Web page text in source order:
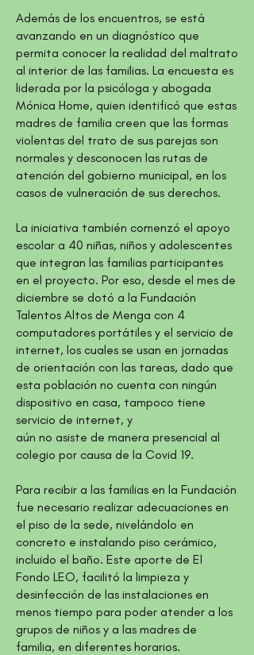
Además de los encuentros, se está
avanzando en un diagnóstico que
permita conocer la realidad del maltrato
al interior de las familias. La encuesta es
liderada por la psicóloga y abogada
Mónica Home, quien identificó que estas
madres de familia creen que las formas
violentas del trato de sus parejas son
normales y desconocen las rutas de
atención del gobierno municipal, en los
casos de vulneración de sus derechos.
La iniciativa también comenzó el apoyo
escolar a 40 niñas, niños y adolescentes
que integran las familias participantes
en el proyecto. Por eso, desde el mes de
diciembre se dotó a la Fundación
Talentos Altos de Menga con 4
computadores portátiles y el servicio de
internet, los cuales se usan en jornadas
de orientación con las tareas, dado que
esta población no cuenta con ningún
dispositivo en casa, tampoco tiene
servicio de internet, y
aún no asiste de manera presencial al
colegio por causa de la Covid 19.
Para recibir a las familias en la Fundación
fue necesario realizar adecuaciones en
el piso de la sede, nivelándolo en
concreto e instalando piso cerámico,
incluido el baño. Este aporte de El
Fondo LEO, facilitó la limpieza y
desinfección de las instalaciones en
menos tiempo para poder atender a los
grupos de niños y a las madres de
familia, en diferentes horarios.